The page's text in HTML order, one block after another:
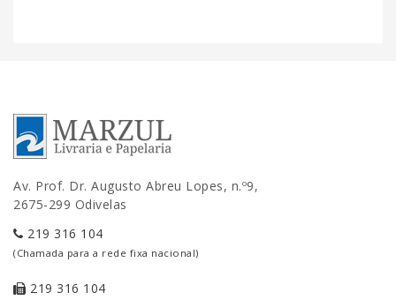
Av. Prof. Dr. Augusto Abreu Lopes, n.º9,
2675-299 Odivelas
219 316 104
(Chamada para a rede fixa nacional)
219 316 104